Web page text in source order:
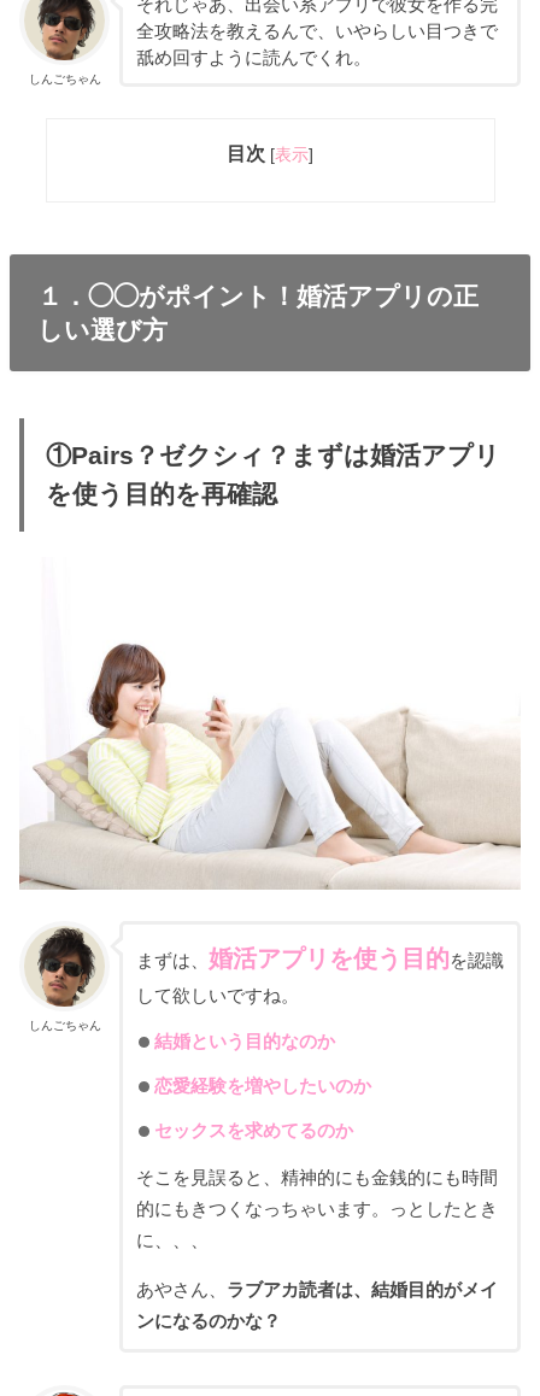
しんごちゃん
それじゃあ、出会い系アプリで彼女を作る完
全攻略法を教えるんで、いやらしい目つきで
舐め回すように読んでくれ。
目次 [表示]
１．◯◯がポイント！婚活アプリの正
しい選び方
①Pairs？ゼクシィ？まずは婚活アプリ
を使う目的を再確認
しんごちゃん
まずは、 婚活アプリを使う目的を認識
して欲しいですね。
結婚という目的なのか
恋愛経験を増やしたいのか
セックスを求めてるのか
そこを見誤ると、精神的にも金銭的にも時間
的にもきつくなっちゃいます。っとしたとき
に、、、
あやさん、 ラブアカ読者は、結婚目的がメイ
ンになるのかな？